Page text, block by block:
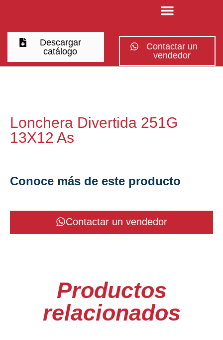
Descargar
catálogo
Contactar un
vendedor
Lonchera Divertida 251G
13X12 As
Conoce más de este producto
Contactar un vendedor
Productos
relacionados